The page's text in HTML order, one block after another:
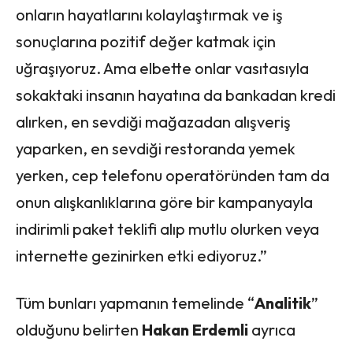
onların hayatlarını kolaylaştırmak ve iş
sonuçlarına pozitif değer katmak için
uğraşıyoruz. Ama elbette onlar vasıtasıyla
sokaktaki insanın hayatına da bankadan kredi
alırken, en sevdiği mağazadan alışveriş
yaparken, en sevdiği restoranda yemek
yerken, cep telefonu operatöründen tam da
onun alışkanlıklarına göre bir kampanyayla
indirimli paket teklifi alıp mutlu olurken veya
internette gezinirken etki ediyoruz.”
Tüm bunları yapmanın temelinde “Analitik”
olduğunu belirten Hakan Erdemli ayrıca